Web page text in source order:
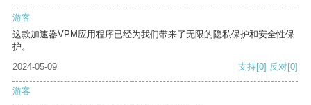
游客
这款加速器VPM应用程序已经为我们带来了无限的隐私保护和安全性保
护。
2024-05-09
支持[0] 反对[0]
游客